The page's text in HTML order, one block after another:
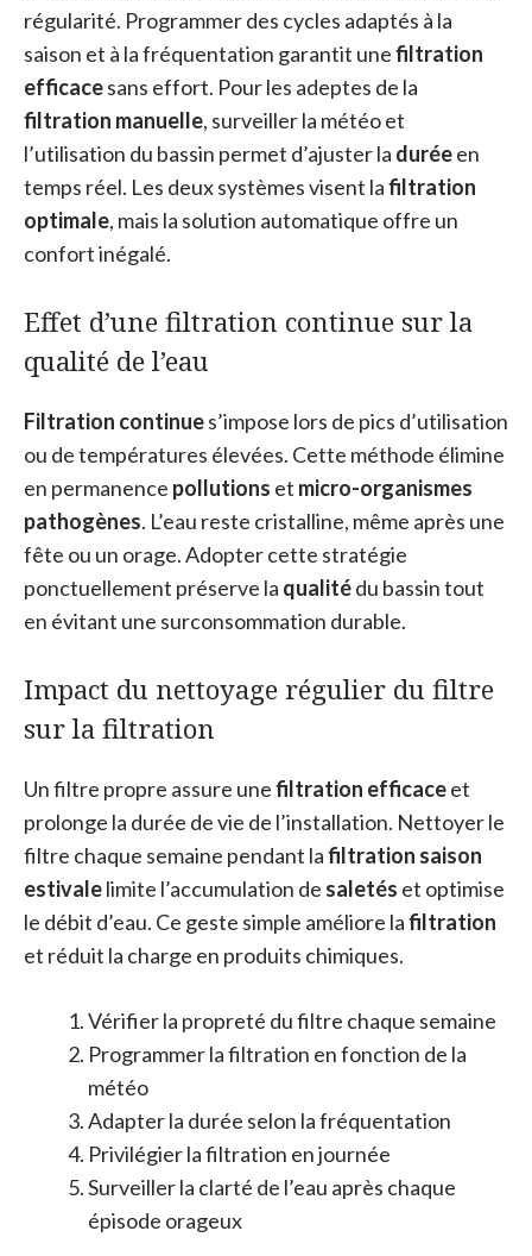
régularité. Programmer des cycles adaptés à la
saison et à la fréquentation garantit unefiltration
efficacesans effort. Pour les adeptes de la
filtration manuelle, surveiller la météo et
l’utilisation du bassin permet d’ajuster la duréeen
temps réel. Les deux systèmes visent lafiltration
optimale, mais la solution automatique offre un
confort inégalé.
Effet d’une filtration continue sur la
qualité de l’eau
Filtration continues’impose lors de pics d’utilisation
ou de températures élevées. Cette méthode élimine
en permanence pollutions et micro-organismes
pathogènes. L’eau reste cristalline, même après une
fête ou un orage. Adopter cette stratégie
ponctuellement préserve la qualitédu bassin tout
en évitant une surconsommation durable.
Impact du nettoyage régulier du filtre
sur la filtration
Un filtre propre assure unefiltration efficaceet
prolonge la durée de vie de l’installation. Nettoyer le
filtre chaque semaine pendant lafiltration saison
estivalelimite l’accumulation de saletés et optimise
le débit d’eau. Ce geste simple améliore lafiltration
et réduit la charge en produits chimiques.
Vérifier la propreté du filtre chaque semaine
Programmer la filtration en fonction de la
météo
Adapter la durée selon la fréquentation
Privilégier la filtration en journée
Surveiller la clarté de l’eau après chaque
épisode orageux